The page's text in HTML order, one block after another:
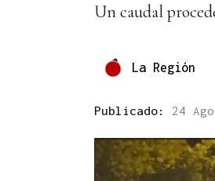
Un caudal
La Región
Publicado: 24